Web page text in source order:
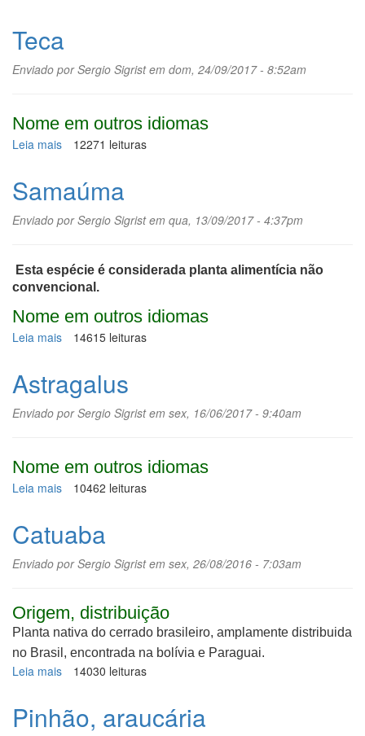
Teca
Enviado porSergio Sigristem dom, 24/09/2017 - 8:52am
Nome em outros idiomas
Leia mais sobre
12271 leituras
Samaúma
Enviado porSergio Sigristem qua, 13/09/2017 - 4:37pm
Esta espécie é considerada planta alimentícia não
convencional.
Nome em outros idiomas
Leia mais sobre
14615 leituras
Astragalus
Enviado porSergio Sigristem sex, 16/06/2017 - 9:40am
Nome em outros idiomas
Leia mais sobre
10462 leituras
Catuaba
Enviado porSergio Sigristem sex, 26/08/2016 - 7:03am
Origem, distribuição
Planta nativa do cerrado brasileiro, amplamente distribuida
no Brasil, encontrada na bolívia e Paraguai.
Leia mais sobre
14030 leituras
Pinhão, araucária